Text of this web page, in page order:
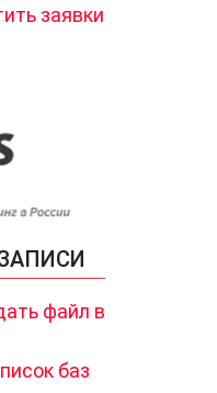
заявки
файл в
баз